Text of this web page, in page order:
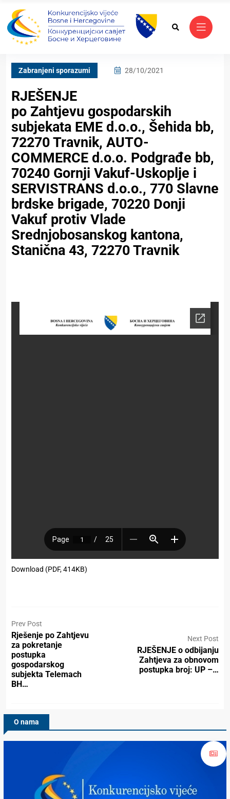
Zabranjeni sporazumi 28/10/2021
RJEŠENJE
po Zahtjevu gospodarskih
subjekata EME d.o.o., Šehida bb,
72270 Travnik, AUTO-
COMMERCE d.o.o. Podgrađe bb,
70240 Gornji Vakuf-Uskoplje i
SERVISTRANS d.o.o., 770 Slavne
brdske brigade, 70220 Donji
Vakuf protiv Vlade
Srednjobosanskog kantona,
Stanična 43, 72270 Travnik
Download (PDF, 414KB)
Prev Post
Rješenje po Zahtjevu
za pokretanje
postupka
gospodarskog
subjekta Telemach
BH…
Next Post
RJEŠENJE o odbijanju
Zahtjeva za obnovom
postupka broj: UP –…
O nama